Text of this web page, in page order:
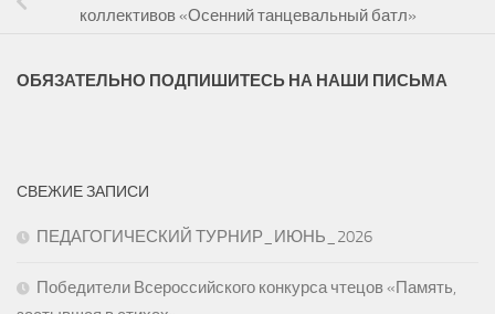
коллективов «Осенний танцевальный батл»
ОБЯЗАТЕЛЬНО ПОДПИШИТЕСЬ НА НАШИ ПИСЬМА
СВЕЖИЕ ЗАПИСИ
ПЕДАГОГИЧЕСКИЙ ТУРНИР_ИЮНЬ_2026
Победители Всероссийского конкурса чтецов «Память,